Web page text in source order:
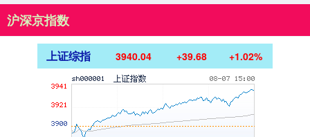
沪深京指数
上证综指 3940.04 +39.68 +1.02%